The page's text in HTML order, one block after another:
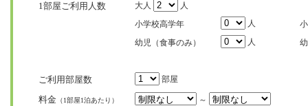
1部屋ご利用人数 大人
人
小学校高学年
人
幼児（食事のみ）
人
ご利用部屋数 部屋
料金 （1部屋1泊あたり） ～